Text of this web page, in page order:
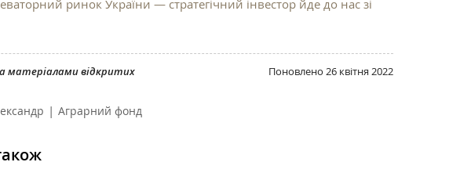
ринок України — стратегічний інвестор йде до нас зі
матеріалами відкритих
Поновлено 26 квітня 2022
| Аграрний фонд